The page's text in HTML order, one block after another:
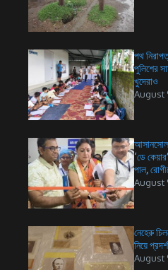
পথ
পুলিশের
খুদেরাও
August
আসানসোল
‘ডে
পাল,
August
নেহেরু
নিয়ে
August